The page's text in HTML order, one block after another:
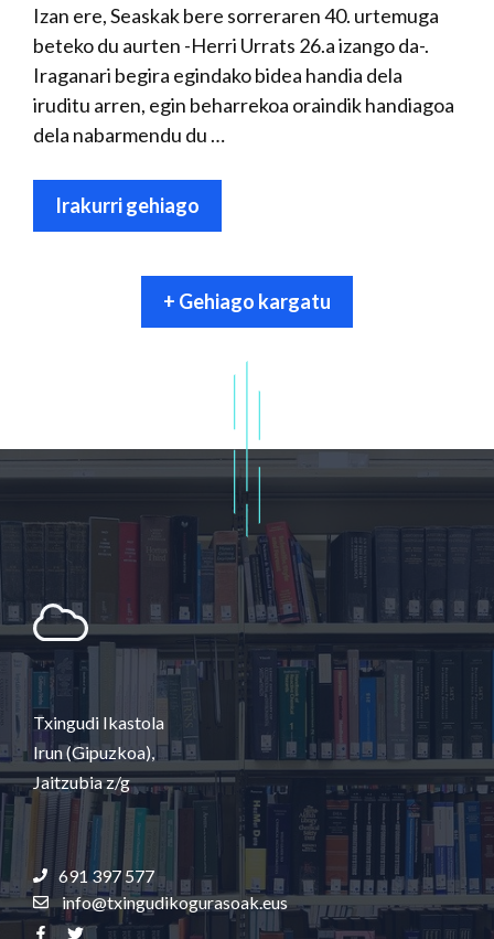
Izan ere, Seaskak bere sorreraren 40. urtemuga
beteko du aurten -Herri Urrats 26.a izango da-.
Iraganari begira egindako bidea handia dela
iruditu arren, egin beharrekoa oraindik handiagoa
dela nabarmendu du …
Irakurri gehiago
+ Gehiago kargatu
Txingudi Ikastola
Irun (Gipuzkoa),
Jaitzubia z/g
691 397 577
info@txingudikogurasoak.eus